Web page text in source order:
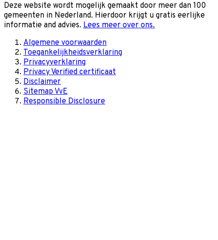
Deze website wordt mogelijk gemaakt door meer dan 100
gemeenten in Nederland. Hierdoor krijgt u gratis eerlijke
informatie and advies. Lees meer over ons.
Algemene voorwaarden
Toegankelijkheidsverklaring
Privacyverklaring
Privacy Verified certificaat
Disclaimer
Sitemap VvE
Responsible Disclosure